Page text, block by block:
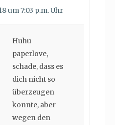
um 7:03 p.m. Uhr
Huhu
paperlove,
schade, dass es
dich nicht so
überzeugen
konnte, aber
wegen den